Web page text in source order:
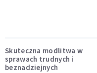
Skuteczna modlitwa w
sprawach trudnych i
beznadziejnych